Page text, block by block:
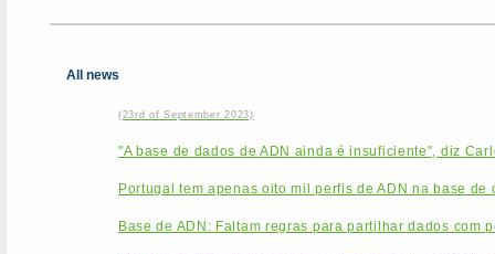
All news
(23rd of September 2023)
"A base de dados de ADN ainda é insuficiente", diz
Portugal tem apenas oito mil perfis de ADN na base de
Base de ADN: Faltam regras para partilhar dados com